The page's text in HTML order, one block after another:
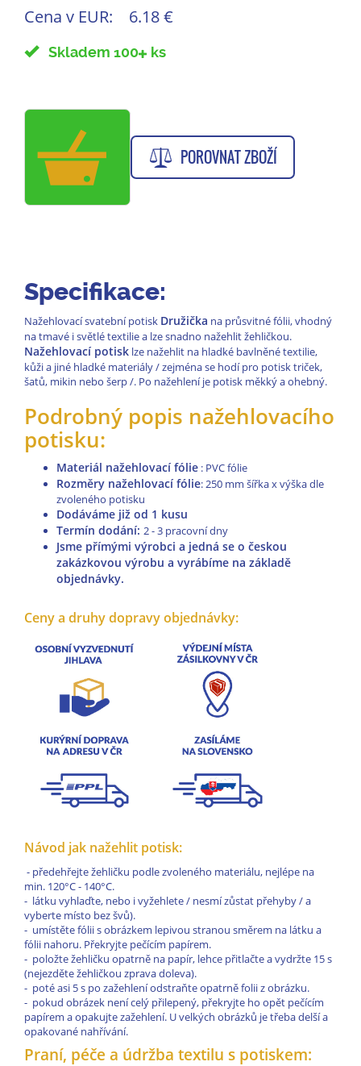
Cena v EUR: 6.18 €
Skladem 100 ks
POROVNAT ZBOŽÍ
Specifikace:
Nažehlovací svatební potisk Družička na průsvitné fólii, vhodný
na tmavé i světlé textilie a lze snadno nažehlit žehličkou.
Nažehlovací potisk lze nažehlit na hladké bavlněné textilie,
kůži a jiné hladké materiály / zejména se hodí pro potisk triček,
šatů, mikin nebo šerp /. Po nažehlení je potisk měkký a ohebný.
Podrobný popis nažehlovacího
potisku:
Materiál nažehlovací fólie : PVC fólie
Rozměry nažehlovací fólie: 250 mm šířka x výška dle
zvoleného potisku
Dodáváme již od 1 kusu
Termín dodání: 2 - 3 pracovní dny
Jsme přímými výrobci a jedná se o českou
zakázkovou výrobu a vyrábíme na základě
objednávky.
Ceny a druhy dopravy objednávky:
Návod jak nažehlit potisk:
- předehřejte žehličku podle zvoleného materiálu, nejlépe na
min. 120°C - 140°C.
- látku vyhlaďte, nebo i vyžehlete / nesmí zůstat přehyby / a
vyberte místo bez švů).
- umístěte fólii s obrázkem lepivou stranou směrem na látku a
fólii nahoru. Překryjte pečícím papírem.
- položte žehličku opatrně na papír, lehce přitlačte a vydržte 15 s
(nejezděte žehličkou zprava doleva).
- poté asi 5 s po zažehlení odstraňte opatrně folii z obrázku.
- pokud obrázek není celý přilepený, překryjte ho opět pečícím
papírem a opakujte zažehlení. U velkých obrázků je třeba delší a
opakované nahřívání.
Praní, péče a údržba textilu s potiskem: